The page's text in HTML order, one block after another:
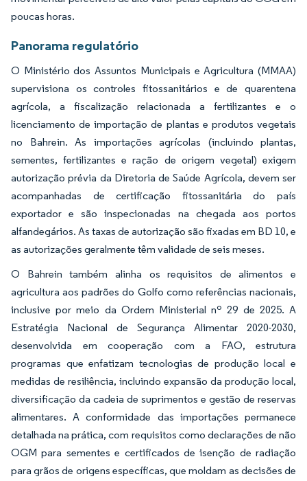
poucas horas.
Panorama regulatório
O Ministério dos Assuntos Municipais e Agricultura (MMAA)
supervisiona os controles fitossanitários e de quarentena
agrícola, a fiscalização relacionada a fertilizantes e o
licenciamento de importação de plantas e produtos vegetais
no Bahrein. As importações agrícolas (incluindo plantas,
sementes, fertilizantes e ração de origem vegetal) exigem
autorização prévia da Diretoria de Saúde Agrícola, devem ser
acompanhadas de certificação fitossanitária do país
exportador e são inspecionadas na chegada aos portos
alfandegários. As taxas de autorização são fixadas em BD 10, e
as autorizações geralmente têm validade de seis meses.
O Bahrein também alinha os requisitos de alimentos e
agricultura aos padrões do Golfo como referências nacionais,
inclusive por meio da Ordem Ministerial nº 29 de 2025. A
Estratégia Nacional de Segurança Alimentar 2020-2030,
desenvolvida em cooperação com a FAO, estrutura
programas que enfatizam tecnologias de produção local e
medidas de resiliência, incluindo expansão da produção local,
diversificação da cadeia de suprimentos e gestão de reservas
alimentares. A conformidade das importações permanece
detalhada na prática, com requisitos como declarações de não
OGM para sementes e certificados de isenção de radiação
para grãos de origens específicas, que moldam as decisões de